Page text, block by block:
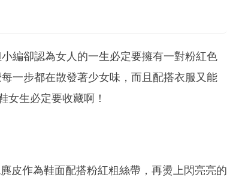
編卻認為女人的一生必定要擁有一對粉紅色
一步都在散發著少女味，而且配搭衣服又能
女生必定要收藏啊！
皮作為鞋面配搭粉紅粗絲帶，再燙上閃亮亮的